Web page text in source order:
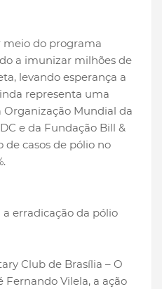
meio do programa
a imunizar milhões de
levando esperança a
representa uma
Organização Mundial da
e da Fundação Bill &
de casos de pólio no
erradicação da pólio
Club de Brasília – O
Fernando Vilela, a ação